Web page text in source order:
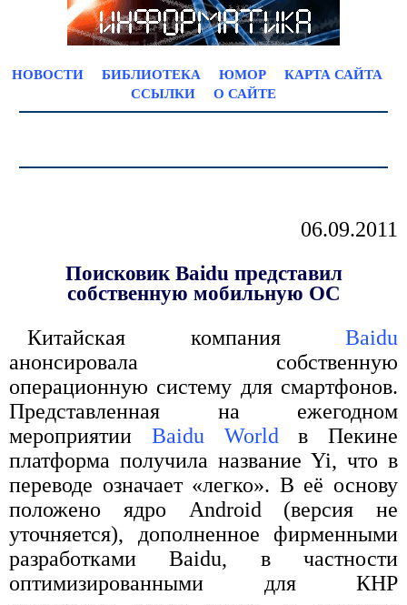
НОВОСТИ БИБЛИОТЕКА ЮМОР
КАРТА САЙТА
ССЫЛКИ
О САЙТЕ
06.09.2011
Поисковик Baidu представил
собственную мобильную ОС
Китайская компания Baidu
анонсировала собственную
операционную систему для смартфонов.
Представленная на ежегодном
мероприятии Baidu World в Пекине
платформа получила название Yi, что в
переводе означает «легко». В её основу
положено ядро Android (версия не
уточняется), дополненное фирменными
разработками Baidu, в частности
оптимизированными для КНР